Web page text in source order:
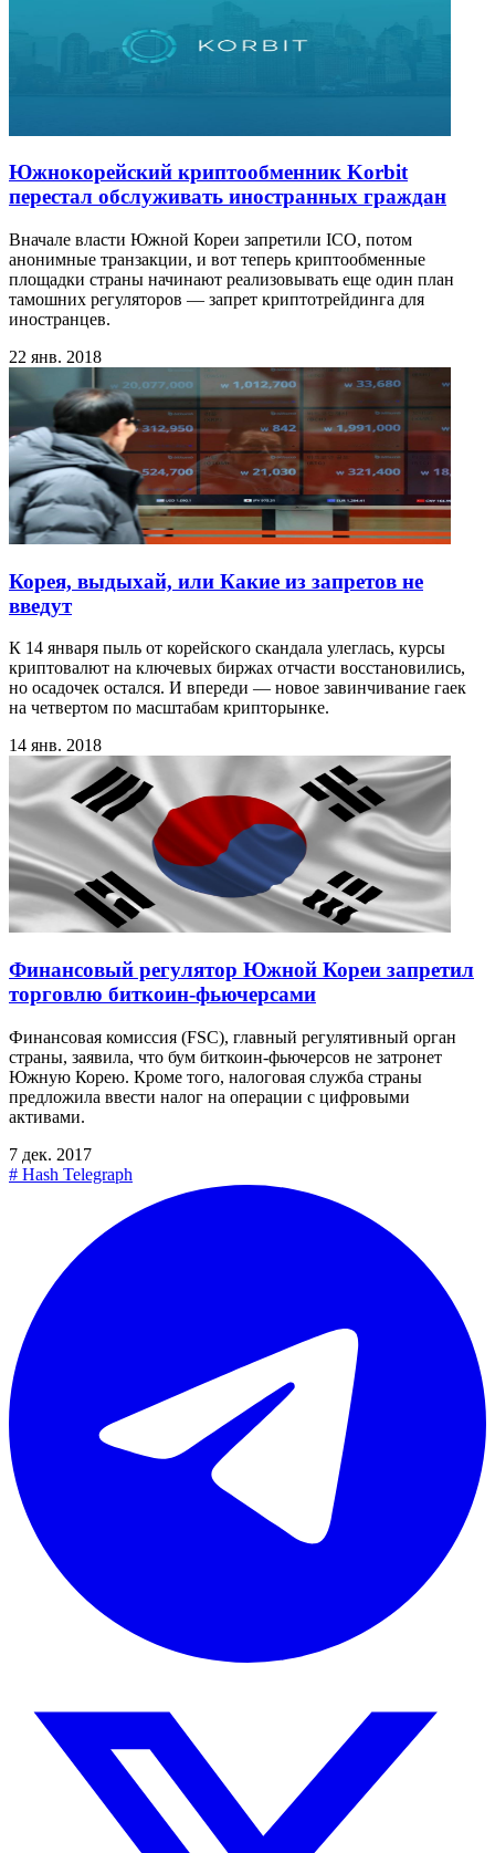
Южнокорейский криптообменник Korbit
перестал обслуживать иностранных граждан
Вначале власти Южной Кореи запретили ICO, потом
анонимные транзакции, и вот теперь криптообменные
площадки страны начинают реализовывать еще один план
тамошних регуляторов — запрет криптотрейдинга для
иностранцев.
22 янв. 2018
Корея, выдыхай, или Какие из запретов не
введут
К 14 января пыль от корейского скандала улеглась, курсы
криптовалют на ключевых биржах отчасти восстановились,
но осадочек остался. И впереди — новое завинчивание гаек
на четвертом по масштабам крипторынке.
14 янв. 2018
Финансовый регулятор Южной Кореи запретил
торговлю биткоин-фьючерсами
Финансовая комиссия (FSC), главный регулятивный орган
страны, заявила, что бум биткоин-фьючерсов не затронет
Южную Корею. Кроме того, налоговая служба страны
предложила ввести налог на операции с цифровыми
активами.
7 дек. 2017
# Hash Telegraph